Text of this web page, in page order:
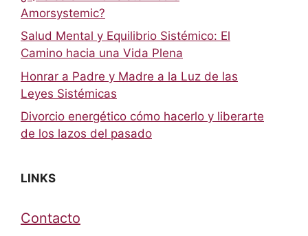
Amorsystemic?
Salud Mental y Equilibrio Sistémico: El
Camino hacia una Vida Plena
Honrar a Padre y Madre a la Luz de las
Leyes Sistémicas
Divorcio energético cómo hacerlo y liberarte
de los lazos del pasado
LINKS
Contacto